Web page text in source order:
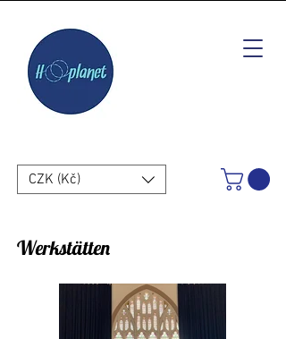
CZK (Kč)
Werkstätten